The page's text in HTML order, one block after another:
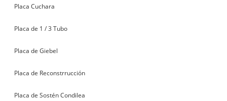
Placa Cuchara
Placa de 1 / 3 Tubo
Placa de Giebel
Placa de Reconstrrucción
Placa de Sostén Condilea